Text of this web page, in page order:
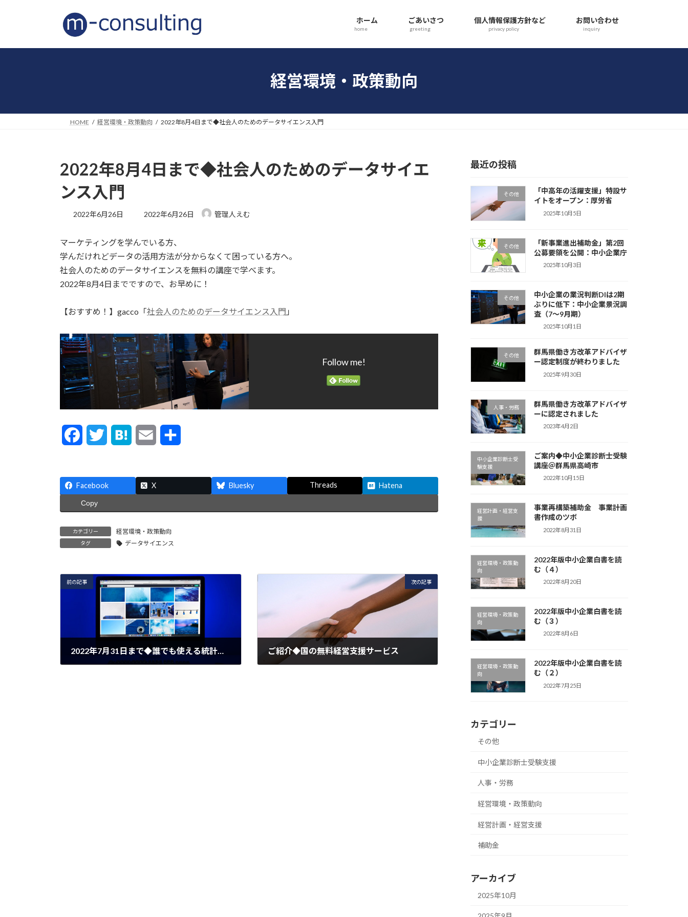
プ
動
ホーム
home
ごあいさつ
greeting
個人情報保護方針など
privacy policy
お問い合わせ
inquiry
経営環境・政策動向
HOME 経営環境・政策動向 2022年8月4日まで◆社会人のためのデータサイエンス入門
2022年8月4日まで◆社会人のためのデータサイエ
ンス入門
2022年6月26日
最
新
日
:
2022年6月26日 管理人えむ
マーケティングを学んでいる方、
学んだけれどデータの活用方法が分からなくて困っている方へ。
社会人のためのデータサイエンスを無料の講座で学べます。
2022年8月4日までですので、お早めに！
【おすすめ！】gacco「社会人のためのデータサイエンス入門 」
Follow me!
c
e
o
k
i
t
e
t
e
a
a
i
Facebook X Bluesky Threads Hatena
Copy
カテゴリー 経営環境・政策動向
タグ データサイエンス
前の記事
2022年7月31日まで◆誰でも使える統計オープンデータ
次の記事
ご紹介◆国の無料経営支援サービス
最近の投稿
その他
「中高年の活躍支援」特設サ
イトをオープン：厚労省
2025年10月5日
その他
「新事業進出補助金」第2回
公募要領を公開：中小企業庁
2025年10月3日
その他
中小企業の業況判断DIは2期
ぶりに低下：中小企業景況調
査（7～9月期）
2025年10月1日
その他
群馬県働き方改革アドバイザ
ー認定制度が終わりました
2025年9月30日
人事・労務
群馬県働き方改革アドバイザ
ーに認定されました
2023年4月2日
中小企業診断士受
験支援
ご案内◆中小企業診断士受験
講座＠群馬県高崎市
2022年10月15日
経営計画・経営支
援
事業再構築補助金 事業計画
書作成のツボ
2022年8月31日
経営環境・政策動
向
2022年版中小企業白書を読
む（４）
2022年8月20日
経営環境・政策動
向
2022年版中小企業白書を読
む（３）
2022年8月6日
経営環境・政策動
向
2022年版中小企業白書を読
む（２）
2022年7月25日
カテゴリー
その他
中小企業診断士受験支援
人事・労務
経営環境・政策動向
経営計画・経営支援
補助金
アーカイブ
2025年10月